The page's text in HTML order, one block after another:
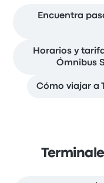
Encuentra
Horarios y
Ómnibus
Cómo viajar a